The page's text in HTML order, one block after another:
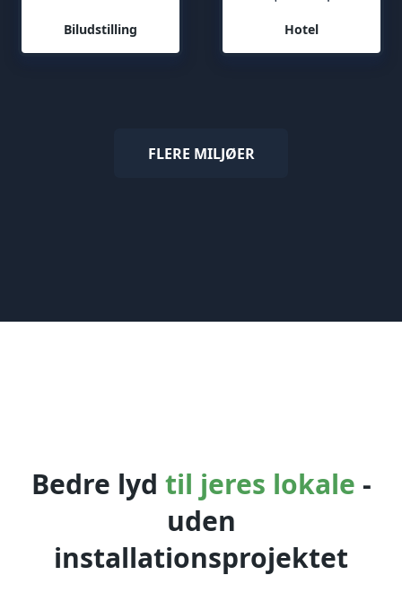
Biludstilling Hotel
FLERE MILJØER
Bedre lyd til jeres lokale -
uden
installationsprojektet